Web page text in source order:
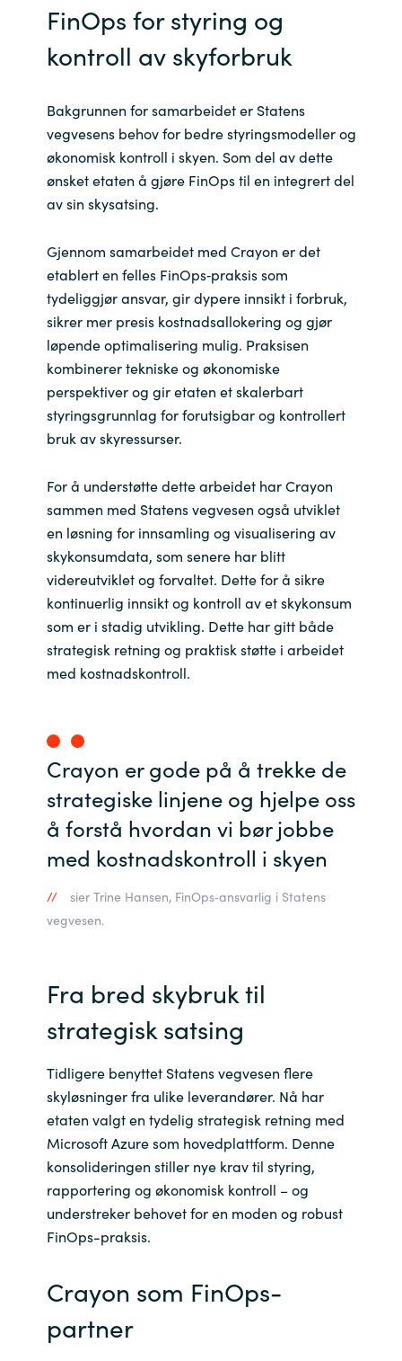
Qatar
Romania
Serbia
Slovenia
Spain
Sri Lanka
Sweden
Switzerland
Ukraine
United States
FinOps for styring og
kontroll av skyforbruk
Bakgrunnen for samarbeidet er Statens
vegvesens behov for bedre styringsmodeller og
økonomisk kontroll i skyen. Som del av dette
ønsket etaten å gjøre FinOps til en integrert del
av sin skysatsing.
Gjennom samarbeidet med Crayon er det
etablert en felles FinOps‑praksis som
tydeliggjør ansvar, gir dypere innsikt i forbruk,
sikrer mer presis kostnadsallokering og gjør
løpende optimalisering mulig. Praksisen
kombinerer tekniske og økonomiske
perspektiver og gir etaten et skalerbart
styringsgrunnlag for forutsigbar og kontrollert
bruk av skyressurser.
For å understøtte dette arbeidet har Crayon
sammen med Statens vegvesen også utviklet
en løsning for innsamling og visualisering av
skykonsumdata, som senere har blitt
videreutviklet og forvaltet. Dette for å sikre
kontinuerlig innsikt og kontroll av et skykonsum
som er i stadig utvikling. Dette har gitt både
strategisk retning og praktisk støtte i arbeidet
med kostnadskontroll.
Crayon er gode på å trekke de
strategiske linjene og hjelpe oss
å forstå hvordan vi bør jobbe
med kostnadskontroll i skyen
sier Trine Hansen, FinOps‑ansvarlig i Statens
vegvesen.
Fra bred skybruk til
strategisk satsing
Tidligere benyttet Statens vegvesen flere
skyløsninger fra ulike leverandører. Nå har
etaten valgt en tydelig strategisk retning med
Microsoft Azure som hovedplattform. Denne
konsolideringen stiller nye krav til styring,
rapportering og økonomisk kontroll – og
understreker behovet for en moden og robust
FinOps-praksis.
Crayon som FinOps-
partner